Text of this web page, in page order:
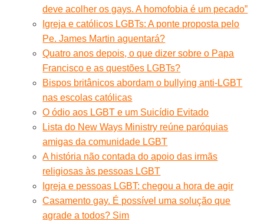
deve acolher os gays. A homofobia é um pecado”
Igreja e católicos LGBTs: A ponte proposta pelo
Pe. James Martin aguentará?
Quatro anos depois, o que dizer sobre o Papa
Francisco e as questões LGBTs?
Bispos britânicos abordam o bullying anti-LGBT
nas escolas católicas
O ódio aos LGBT e um Suicídio Evitado
Lista do New Ways Ministry reúne paróquias
amigas da comunidade LGBT
A história não contada do apoio das irmãs
religiosas às pessoas LGBT
Igreja e pessoas LGBT: chegou a hora de agir
Casamento gay. É possível uma solução que
agrade a todos? Sim